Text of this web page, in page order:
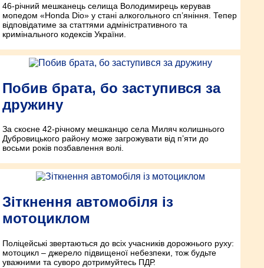
46-річний мешканець селища Володимирець керував
мопедом «Honda Dio» у стані алкогольного сп’яніння. Тепер
відповідатиме за статтями адміністративного та
кримінального кодексів України.
Побив брата, бо заступився за
дружину
За скоєне 42-річному мешканцю села Миляч колишнього
Дубровицького району може загрожувати від п’яти до
восьми років позбавлення волі.
Зіткнення автомобіля із
мотоциклом
Поліцейські звертаються до всіх учасників дорожнього руху:
мотоцикл – джерело підвищеної небезпеки, тож будьте
уважними та суворо дотримуйтесь ПДР.